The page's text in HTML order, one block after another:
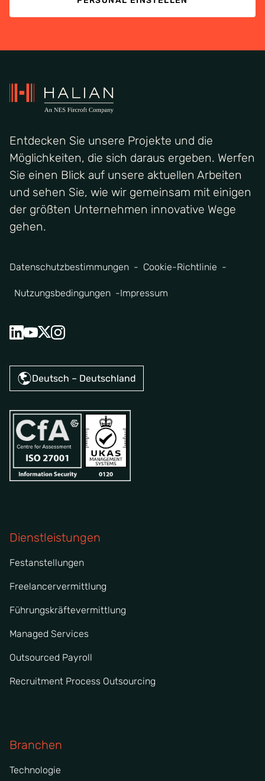
Entdecken Sie unsere Projekte und die
Möglichkeiten, die sich daraus ergeben. Werfen
Sie einen Blick auf unsere aktuellen Arbeiten
und sehen Sie, wie wir gemeinsam mit einigen
der größten Unternehmen innovative Wege
gehen.
Datenschutzbestimmungen Cookie-Richtlinie
Nutzungsbedingungen Impressum
Deutsch – Deutschland
Dienstleistungen
Festanstellungen
Freelancervermittlung
Führungskräftevermittlung
Managed Services
Outsourced Payroll
Recruitment Process Outsourcing
Branchen
Technologie